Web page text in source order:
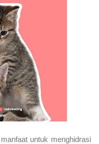
untuk menghidrasi